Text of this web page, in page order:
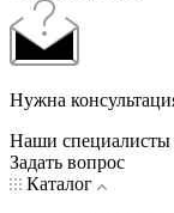
Нужна
Наши специалисты
Задать вопрос
Каталог